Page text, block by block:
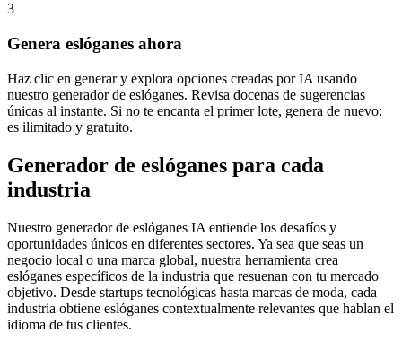
3
Genera eslóganes ahora
Haz clic en generar y explora opciones creadas por IA usando
nuestro generador de eslóganes. Revisa docenas de sugerencias
únicas al instante. Si no te encanta el primer lote, genera de nuevo:
es ilimitado y gratuito.
Generador de eslóganes para cada
industria
Nuestro generador de eslóganes IA entiende los desafíos y
oportunidades únicos en diferentes sectores. Ya sea que seas un
negocio local o una marca global, nuestra herramienta crea
eslóganes específicos de la industria que resuenan con tu mercado
objetivo. Desde startups tecnológicas hasta marcas de moda, cada
industria obtiene eslóganes contextualmente relevantes que hablan el
idioma de tus clientes.